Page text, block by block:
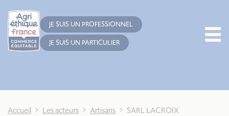
JE SUIS UN PROFESSIONNEL
JE SUIS UN PARTICULIER
Accueil Les acteurs Artisans SARL LACROIX